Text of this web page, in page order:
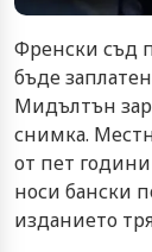
Френски съд
бъде
Мидълтън
снимка.
от пет
носи бански
изданието